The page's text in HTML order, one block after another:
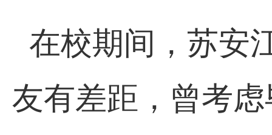
在校期间，苏安
友有差距，曾考